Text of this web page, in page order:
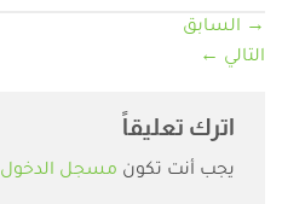
→ السابق
التالي ←
اترك تعليقاً
يجب أنت تكون مسجل الدخول